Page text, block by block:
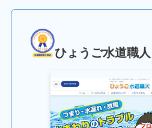
ひょうご水道職人